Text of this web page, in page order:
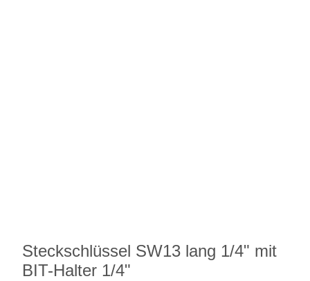
Steckschlüssel SW13 lang 1/4" mit
BIT-Halter 1/4"